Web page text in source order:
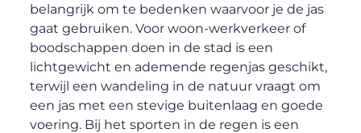
belangrijk om te bedenken waarvoor je de jas
gaat gebruiken. Voor woon-werkverkeer of
boodschappen doen in de stad is een
lichtgewicht en ademende regenjas geschikt,
terwijl een wandeling in de natuur vraagt om
een jas met een stevige buitenlaag en goede
voering. Bij het sporten in de regen is een